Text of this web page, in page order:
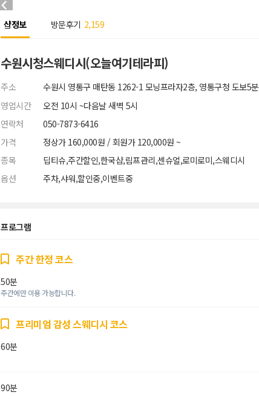
샵정보 방문후기 2,159
수원시청스웨디시(오늘여기테라피)
주소 수원시 영통구 매탄동 1262-1 모닝프라자2층, 영통구청 도보5분
영업시간
오전 10시 ~다음날 새벽 5시
연락처
050-7873-6416
가격
정상가 160,000원 / 회원가 120,000원 ~
종목
딥티슈,주간할인,한국샵,림프관리,센슈얼,로미로미,스웨디시
옵션
주차,샤워,할인중,이벤트중
프로그램
주간 한정 코스
50분
주간에만 이용 가능합니다.
프리미엄 감성 스웨디시 코스
60분
90분